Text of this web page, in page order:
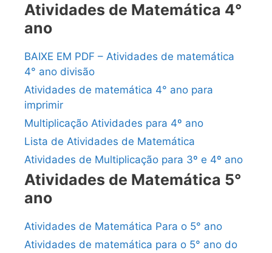
Atividades de Matemática 4°
ano
BAIXE EM PDF – Atividades de matemática
4° ano divisão
Atividades de matemática 4° ano para
imprimir
Multiplicação Atividades para 4º ano
Lista de Atividades de Matemática
Atividades de Multiplicação para 3º e 4º ano
Atividades de Matemática 5°
ano
Atividades de Matemática Para o 5° ano
Atividades de matemática para o 5° ano do